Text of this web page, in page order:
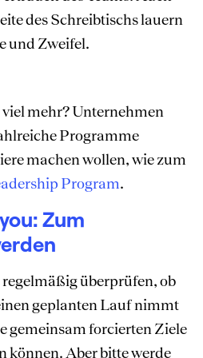
des Schreibtischs lauern
und Zweifel.
mehr? Unternehmen
Programme
machen wollen, wie zum
Program.
Zum
überprüfen, ob
geplanten Lauf nimmt
gemeinsam forcierten Ziele
können. Aber bitte werde